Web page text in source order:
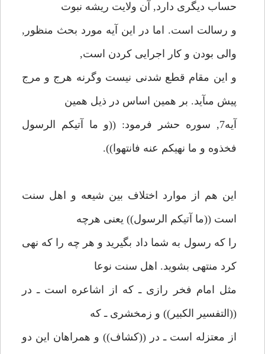
حساب ديگرى دارد, آن ولايت ريشه نبوت
و رسالت است. اما در اين آيه مورد بحث منظور,
والى بودن و كار اجرايى كردن است,
و اين مقام قطع شدنى نيست وگرنه هرج و مرج
پيش مىآيد. بر همين اساس در ذيل همين
آيه7, سوره حشر فرمود: ((و ما آتيكم الرسول
فخذوه و ما نهيكم عنه فانتهوا)).
اين هم از موارد اختلاف بين شيعه و اهل سنت
است ((ما آتيكم الرسول)) يعنى هرچه
را كه رسول به شما داد بگيريد و هر چه را كه نهى
كرد منتهى بشويد. اهل سنت نوعا
مثل امام فخر رازى ـ كه از اشاعره است ـ در
((التفسير الكبير)) و زمخشرى ـ كه
از معتزله است ـ در ((كشاف)) و همراهان اين دو